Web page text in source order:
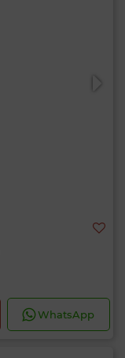
WhatsApp